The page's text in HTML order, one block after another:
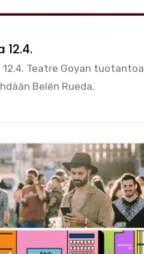
Teatre Goyan tuotantoa
Belén Rueda.